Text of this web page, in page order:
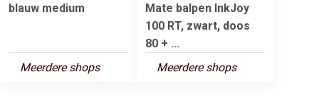
blauw medium
Meerdere shops
Mate balpen InkJoy
100 RT, zwart, doos
80 + ...
Meerdere shops